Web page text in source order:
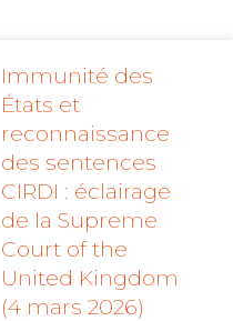
Immunité des
États et
reconnaissance
des sentences
CIRDI : éclairage
de la Supreme
Court of the
United Kingdom
(4 mars 2026)